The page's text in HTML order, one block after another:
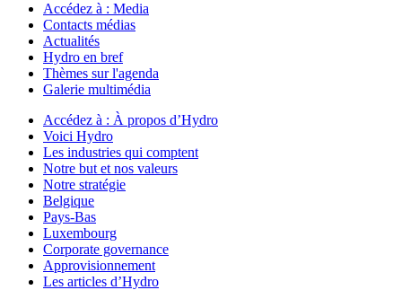
Accédez à : Media
Contacts médias
Actualités
Hydro en bref
Thèmes sur l'agenda
Galerie multimédia
Accédez à : À propos d’Hydro
Voici Hydro
Les industries qui comptent
Notre but et nos valeurs
Notre stratégie
Belgique
Pays-Bas
Luxembourg
Corporate governance
Approvisionnement
Les articles d’Hydro